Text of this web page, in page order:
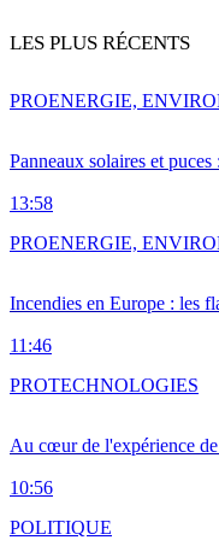
LES PLUS RÉCENTS
Panneaux solaires et
13:58
PROENERGIE,
Incendies en Europe : les
11:46
PROENERGIE,
Au cœur de l'expérience
10:56
PROTECHNOLOGIES
POLITIQUE